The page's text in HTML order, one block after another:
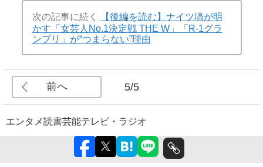
次の記事に続く
【後編を読む】ナイツ塙が明
かす「女芸人No.1決定戦 THE W」「R-1グラ
ンプリ」が“つまらない”理由
前へ 5/5
エンタメ読書芸能テレビ・ラジオ